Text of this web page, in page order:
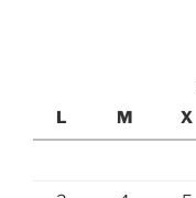
L
M X